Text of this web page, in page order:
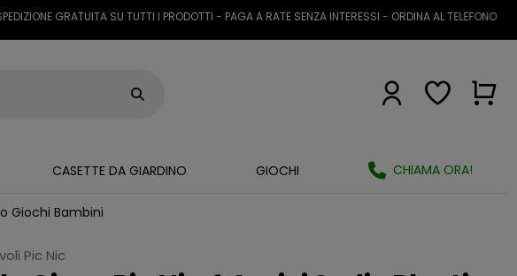
GRATUITA SU TUTTI I PRODOTTI - PAGA A RATE SENZA INTERESSI - ORDINA AL TELEFONO O TRAMITE
CASETTE DA GIARDINO GIOCHI CHIAMA ORA!
Giochi Bambini
Pic Nic